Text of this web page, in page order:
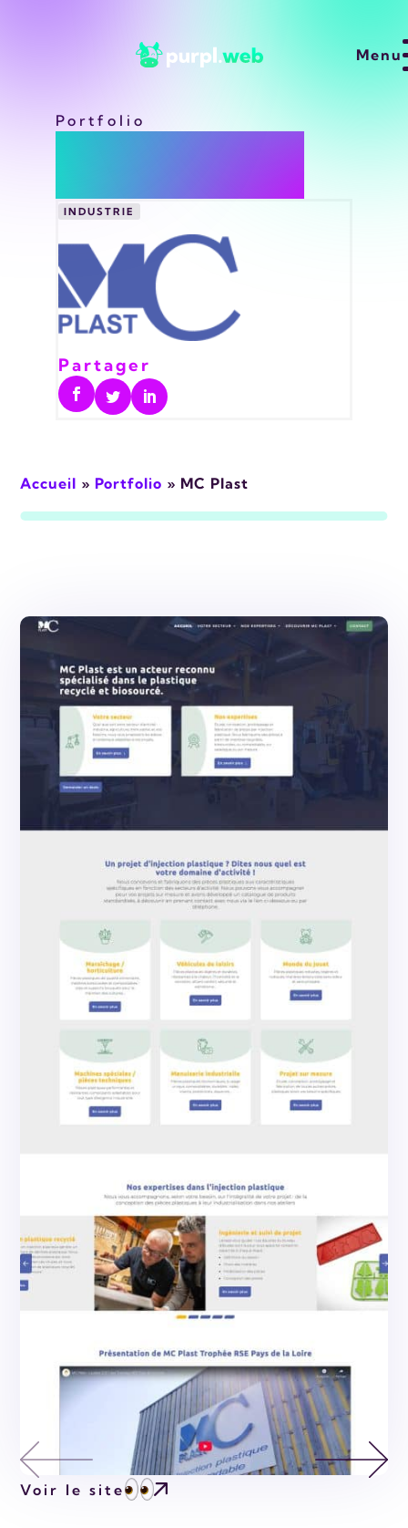
Menu
Portfolio
MC Plast
INDUSTRIE
Partager
Accueil » Portfolio » MC Plast
Voir le site